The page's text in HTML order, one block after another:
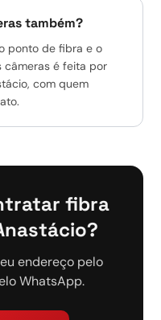
também?
ponto de fibra e o
câmeras é feita por
com quem
fibra
endereço pelo
WhatsApp.